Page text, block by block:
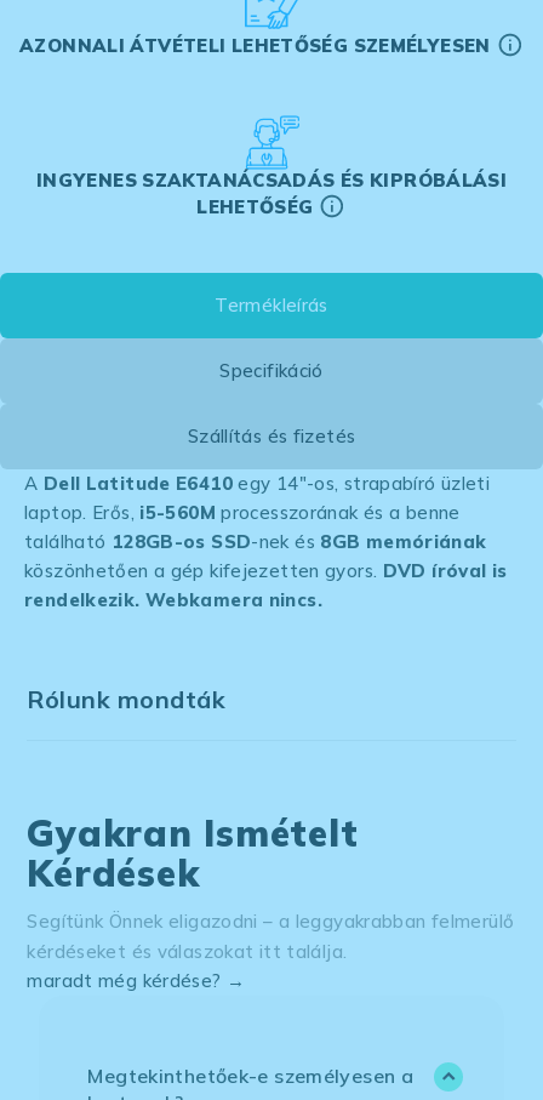
AZONNALI ÁTVÉTELI LEHETŐSÉG SZEMÉLYESEN
INGYENES SZAKTANÁCSADÁS ÉS KIPRÓBÁLÁSI
LEHETŐSÉG
Termékleírás
Specifikáció
Szállítás és fizetés
A Dell Latitude E6410egy 14″-os, strapabíró üzleti
laptop. Erős, i5-560Mprocesszorának és a benne
található 128GB-os SSD-nek és 8GB memóriának
köszönhetően a gép kifejezetten gyors. DVD íróval is
rendelkezik. Webkamera nincs.
Rólunk mondták
Gyakran Ismételt
Kérdések
Segítünk Önnek eligazodni – a leggyakrabban felmerülő
kérdéseket és válaszokat itt találja.
maradt még kérdése? →
Megtekinthetőek-e személyesen a